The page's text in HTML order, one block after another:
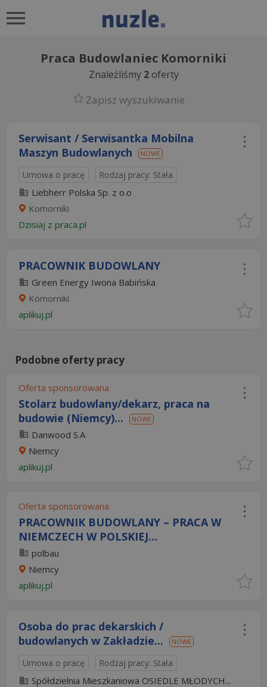
Praca Budowlaniec Komorniki
Znaleźliśmy 2oferty
Zapisz wyszukiwanie
Serwisant / Serwisantka Mobilna
Maszyn Budowlanych
NOWE
Umowa o pracę Rodzaj pracy: Stała
Liebherr Polska Sp. z o.o
Komorniki
Dzisiaj z praca.pl
PRACOWNIK BUDOWLANY
Green Energy Iwona Babińska
Komorniki
aplikuj.pl
Podobne oferty pracy
Oferta sponsorowana
Stolarz budowlany/dekarz, praca na
budowie (Niemcy)...
NOWE
Danwood S.A
Niemcy
aplikuj.pl
Oferta sponsorowana
PRACOWNIK BUDOWLANY – PRACA W
NIEMCZECH W POLSKIEJ...
polbau
Niemcy
aplikuj.pl
Osoba do prac dekarskich /
budowlanych w Zakładzie...
NOWE
Umowa o pracę Rodzaj pracy: Stała
Spółdzielnia Mieszkaniowa OSIEDLE MŁODYCH...